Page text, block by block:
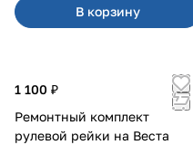
В корзину
1 100 ₽
Ремонтный комплект
рулевой рейки на Веста